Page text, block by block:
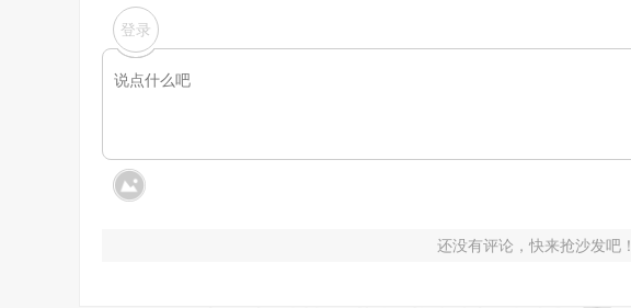
登录
还没有评论，快来抢沙发吧！